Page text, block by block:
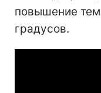
повышение
градусов.